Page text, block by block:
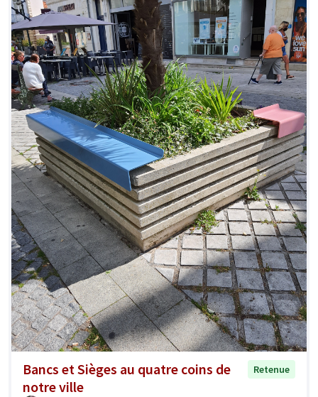
Bancs et Sièges au quatre coins de
notre ville
Retenue